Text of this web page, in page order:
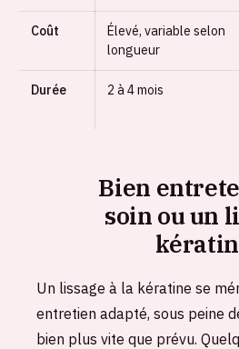
Coût
Élevé, variable selon
longueur
Durée 2 à 4 mois
Bien
soin ou un
Un lissage à la kératine se
entretien adapté, sous peine
bien plus vite que prévu.